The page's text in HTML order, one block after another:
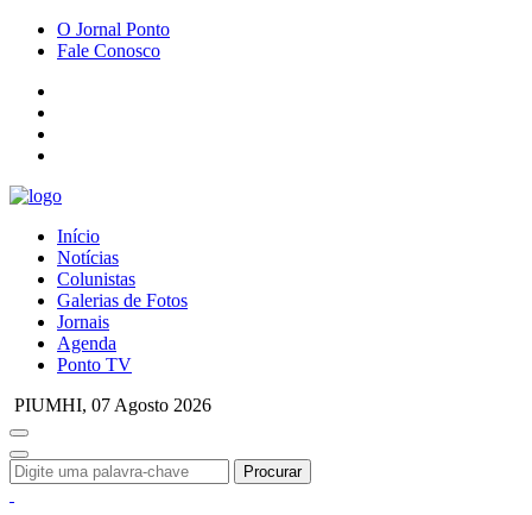
O Jornal Ponto
Fale Conosco
Início
Notícias
Colunistas
Galerias de Fotos
Jornais
Agenda
Ponto TV
PIUMHI, 07 Agosto 2026
Procurar